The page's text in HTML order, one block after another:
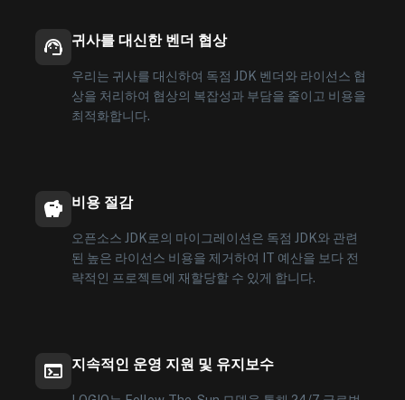
귀사를 대신한 벤더 협상
우리는 귀사를 대신하여 독점 JDK 벤더와 라이선스 협
상을 처리하여 협상의 복잡성과 부담을 줄이고 비용을
최적화합니다.
비용 절감
오픈소스 JDK로의 마이그레이션은 독점 JDK와 관련
된 높은 라이선스 비용을 제거하여 IT 예산을 보다 전
략적인 프로젝트에 재할당할 수 있게 합니다.
지속적인 운영 지원 및 유지보수